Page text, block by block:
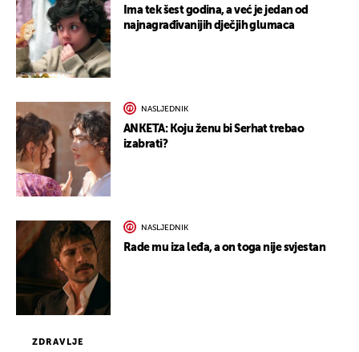
ZDRAVLJE
Ima tek šest godina, a već je jedan od
najnagrađivanijih dječjih glumaca
NASLJEDNIK
ANKETA: Koju ženu bi Serhat trebao
izabrati?
NASLJEDNIK
Rade mu iza leđa, a on toga nije svjestan